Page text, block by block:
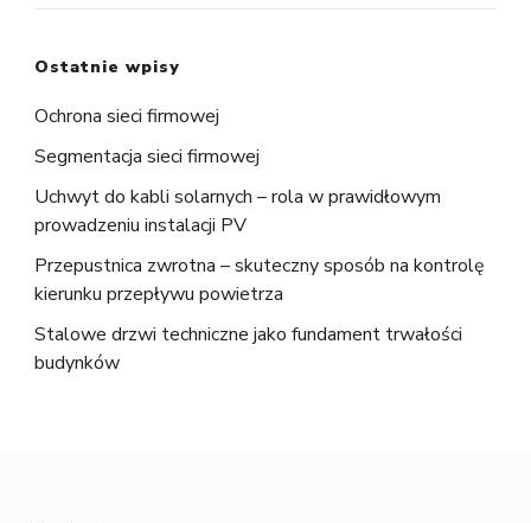
Ostatnie wpisy
Ochrona sieci firmowej
Segmentacja sieci firmowej
Uchwyt do kabli solarnych – rola w prawidłowym
prowadzeniu instalacji PV
Przepustnica zwrotna – skuteczny sposób na kontrolę
kierunku przepływu powietrza
Stalowe drzwi techniczne jako fundament trwałości
budynków